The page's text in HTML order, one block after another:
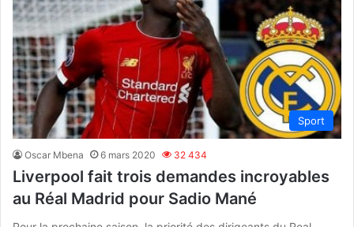
Sport
Oscar Mbena 6 mars 2020 32 434
Liverpool fait trois demandes incroyables
au Réal Madrid pour Sadio Mané